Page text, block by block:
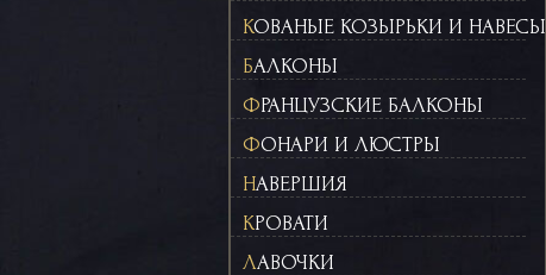
КОВАНЫЕ КОЗЫРЬКИ И НАВЕСЫ
БАЛКОНЫ
ФРАНЦУЗСКИЕ БАЛКОНЫ
ФОНАРИ И ЛЮСТРЫ
НАВЕРШИЯ
КРОВАТИ
ЛАВОЧКИ